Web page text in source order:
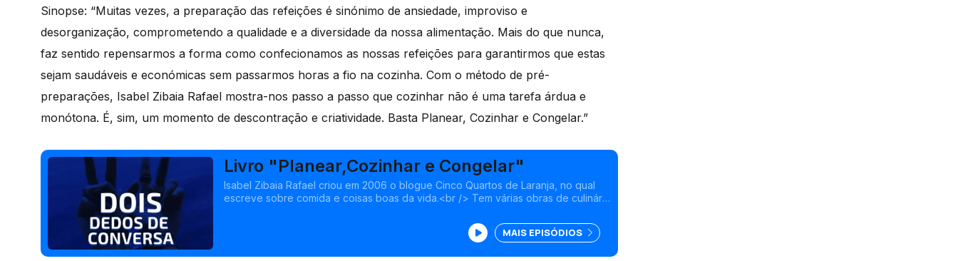
Sinopse: “Muitas vezes, a preparação das refeições é sinónimo de ansiedade, improviso e
desorganização, comprometendo a qualidade e a diversidade da nossa alimentação. Mais do que nunca,
faz sentido repensarmos a forma como confecionamos as nossas refeições para garantirmos que estas
sejam saudáveis e económicas sem passarmos horas a fio na cozinha. Com o método de pré-
preparações, Isabel Zibaia Rafael mostra-nos passo a passo que cozinhar não é uma tarefa árdua e
monótona. É, sim, um momento de descontração e criatividade. Basta Planear, Cozinhar e Congelar.”
Livro "Planear,Cozinhar e Congelar"
Isabel Zibaia Rafael criou em 2006 o blogue Cinco Quartos de Laranja, no qual
escreve sobre comida e coisas boas da vida.<br /> Tem várias obras de culinária
MAIS EPISÓDIOS